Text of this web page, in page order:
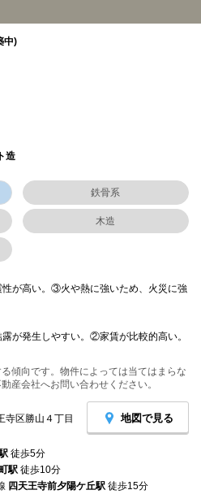
中)
造
鉄骨系
木造
が高い。③火や熱に強いため、火災に強
が発生しやすい。②家賃が比較的高い。
傾向です。物件によっては当てはまらな
産会社へお問い合わせください。
寺区勝山４丁目 地図で見る
徒歩5分
駅 徒歩10分
四天王寺前夕陽ケ丘駅 徒歩15分